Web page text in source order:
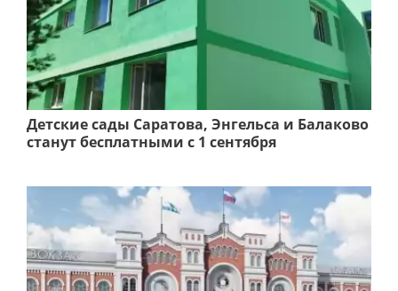
Детские сады Саратова, Энгельса и Балаково
станут бесплатными с 1 сентября